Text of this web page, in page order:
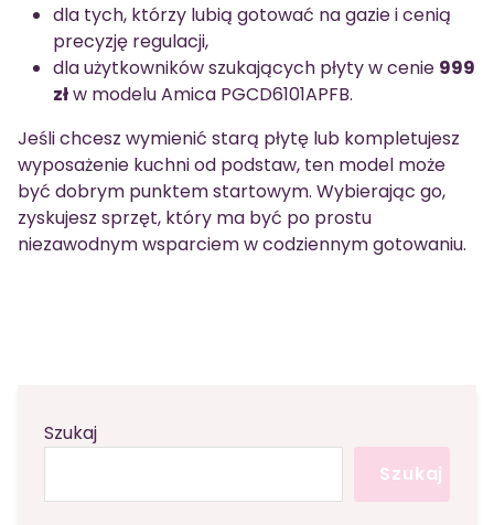
dla tych, którzy lubią gotować na gazie i cenią
precyzję regulacji,
dla użytkowników szukających płyty w cenie 999
złw modelu Amica PGCD6101APFB.
Jeśli chcesz wymienić starą płytę lub kompletujesz
wyposażenie kuchni od podstaw, ten model może
być dobrym punktem startowym. Wybierając go,
zyskujesz sprzęt, który ma być po prostu
niezawodnym wsparciem w codziennym gotowaniu.
Szukaj
Szukaj